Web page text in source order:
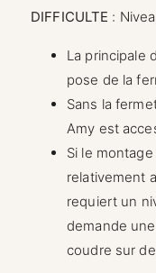
DIFFICULTE :
La principale
pose de la
Sans la
Amy est
Si le
relativement
requiert un
demande
coudre sur